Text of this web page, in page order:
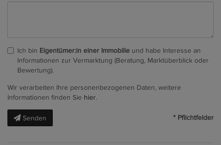
Ich bin Eigentümer:in einer Immobilie und habe Interesse an
Informationen zur Vermarktung (Beratung, Marktüberblick oder
Bewertung).
Wir verarbeiten Ihre personenbezogenen Daten, weitere
Informationen finden Sie hier.
Senden * Pflichtfelder